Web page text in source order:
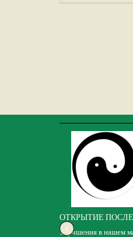
ОТКРЫТИЕ
Улучшения в нашем
‹